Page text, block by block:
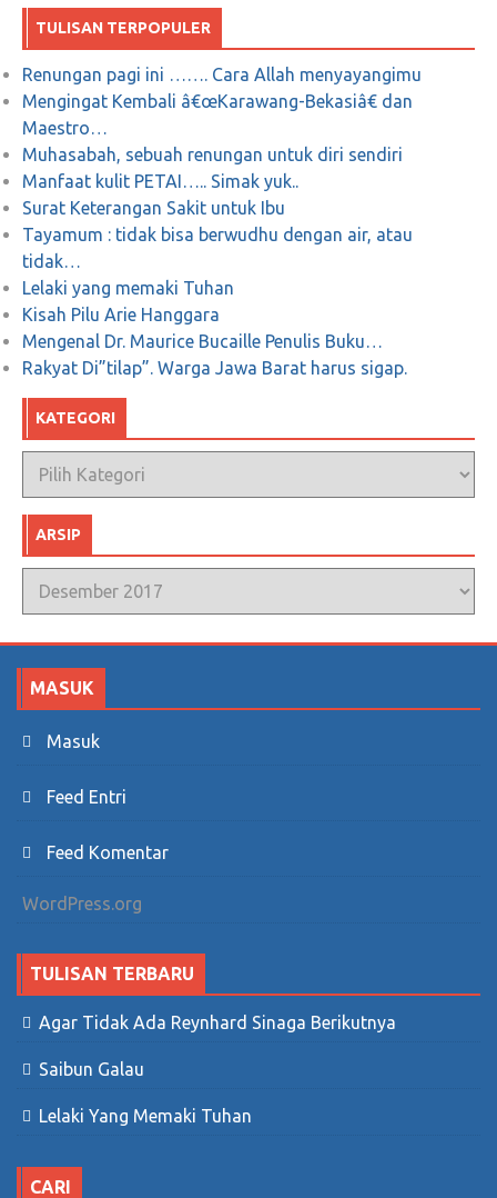
TULISAN TERPOPULER
Renungan pagi ini ……. Cara Allah menyayangimu
Mengingat Kembali â€œKarawang-Bekasiâ€ dan
Maestro…
Muhasabah, sebuah renungan untuk diri sendiri
Manfaat kulit PETAI….. Simak yuk..
Surat Keterangan Sakit untuk Ibu
Tayamum : tidak bisa berwudhu dengan air, atau
tidak…
Lelaki yang memaki Tuhan
Kisah Pilu Arie Hanggara
Mengenal Dr. Maurice Bucaille Penulis Buku…
Rakyat Di”tilap”. Warga Jawa Barat harus sigap.
KATEGORI
Kategori
ARSIP
Arsip
MASUK
Masuk
Feed Entri
Feed Komentar
WordPress.org
TULISAN TERBARU
Agar Tidak Ada Reynhard Sinaga Berikutnya
Saibun Galau
Lelaki Yang Memaki Tuhan
CARI